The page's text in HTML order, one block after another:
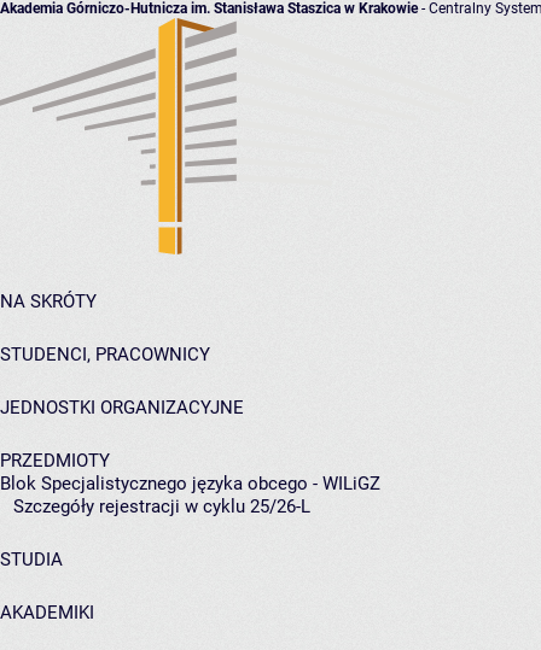
Akademia Górniczo-Hutnicza im. Stanisława Staszica w Krakowie- Centralny
NA SKRÓTY
STUDENCI, PRACOWNICY
JEDNOSTKI ORGANIZACYJNE
PRZEDMIOTY
Blok Specjalistycznego języka obcego - WILiGZ
Szczegóły rejestracji w cyklu 25/26-L
STUDIA
AKADEMIKI